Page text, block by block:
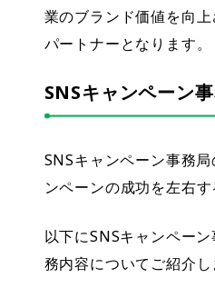
業のブランド価値を向
パートナーとなります。
SNSキャンペーン
SNSキャンペーン事務
ンペーンの成功を左右す
以下にSNSキャンペー
務内容についてご紹介し